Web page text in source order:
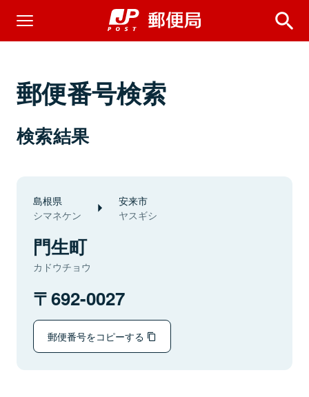
郵便番号検索
検索結果
島根県
シマネケン
安来市
ヤスギシ
門生町
カドウチョウ
692-0027
郵便番号をコピーする